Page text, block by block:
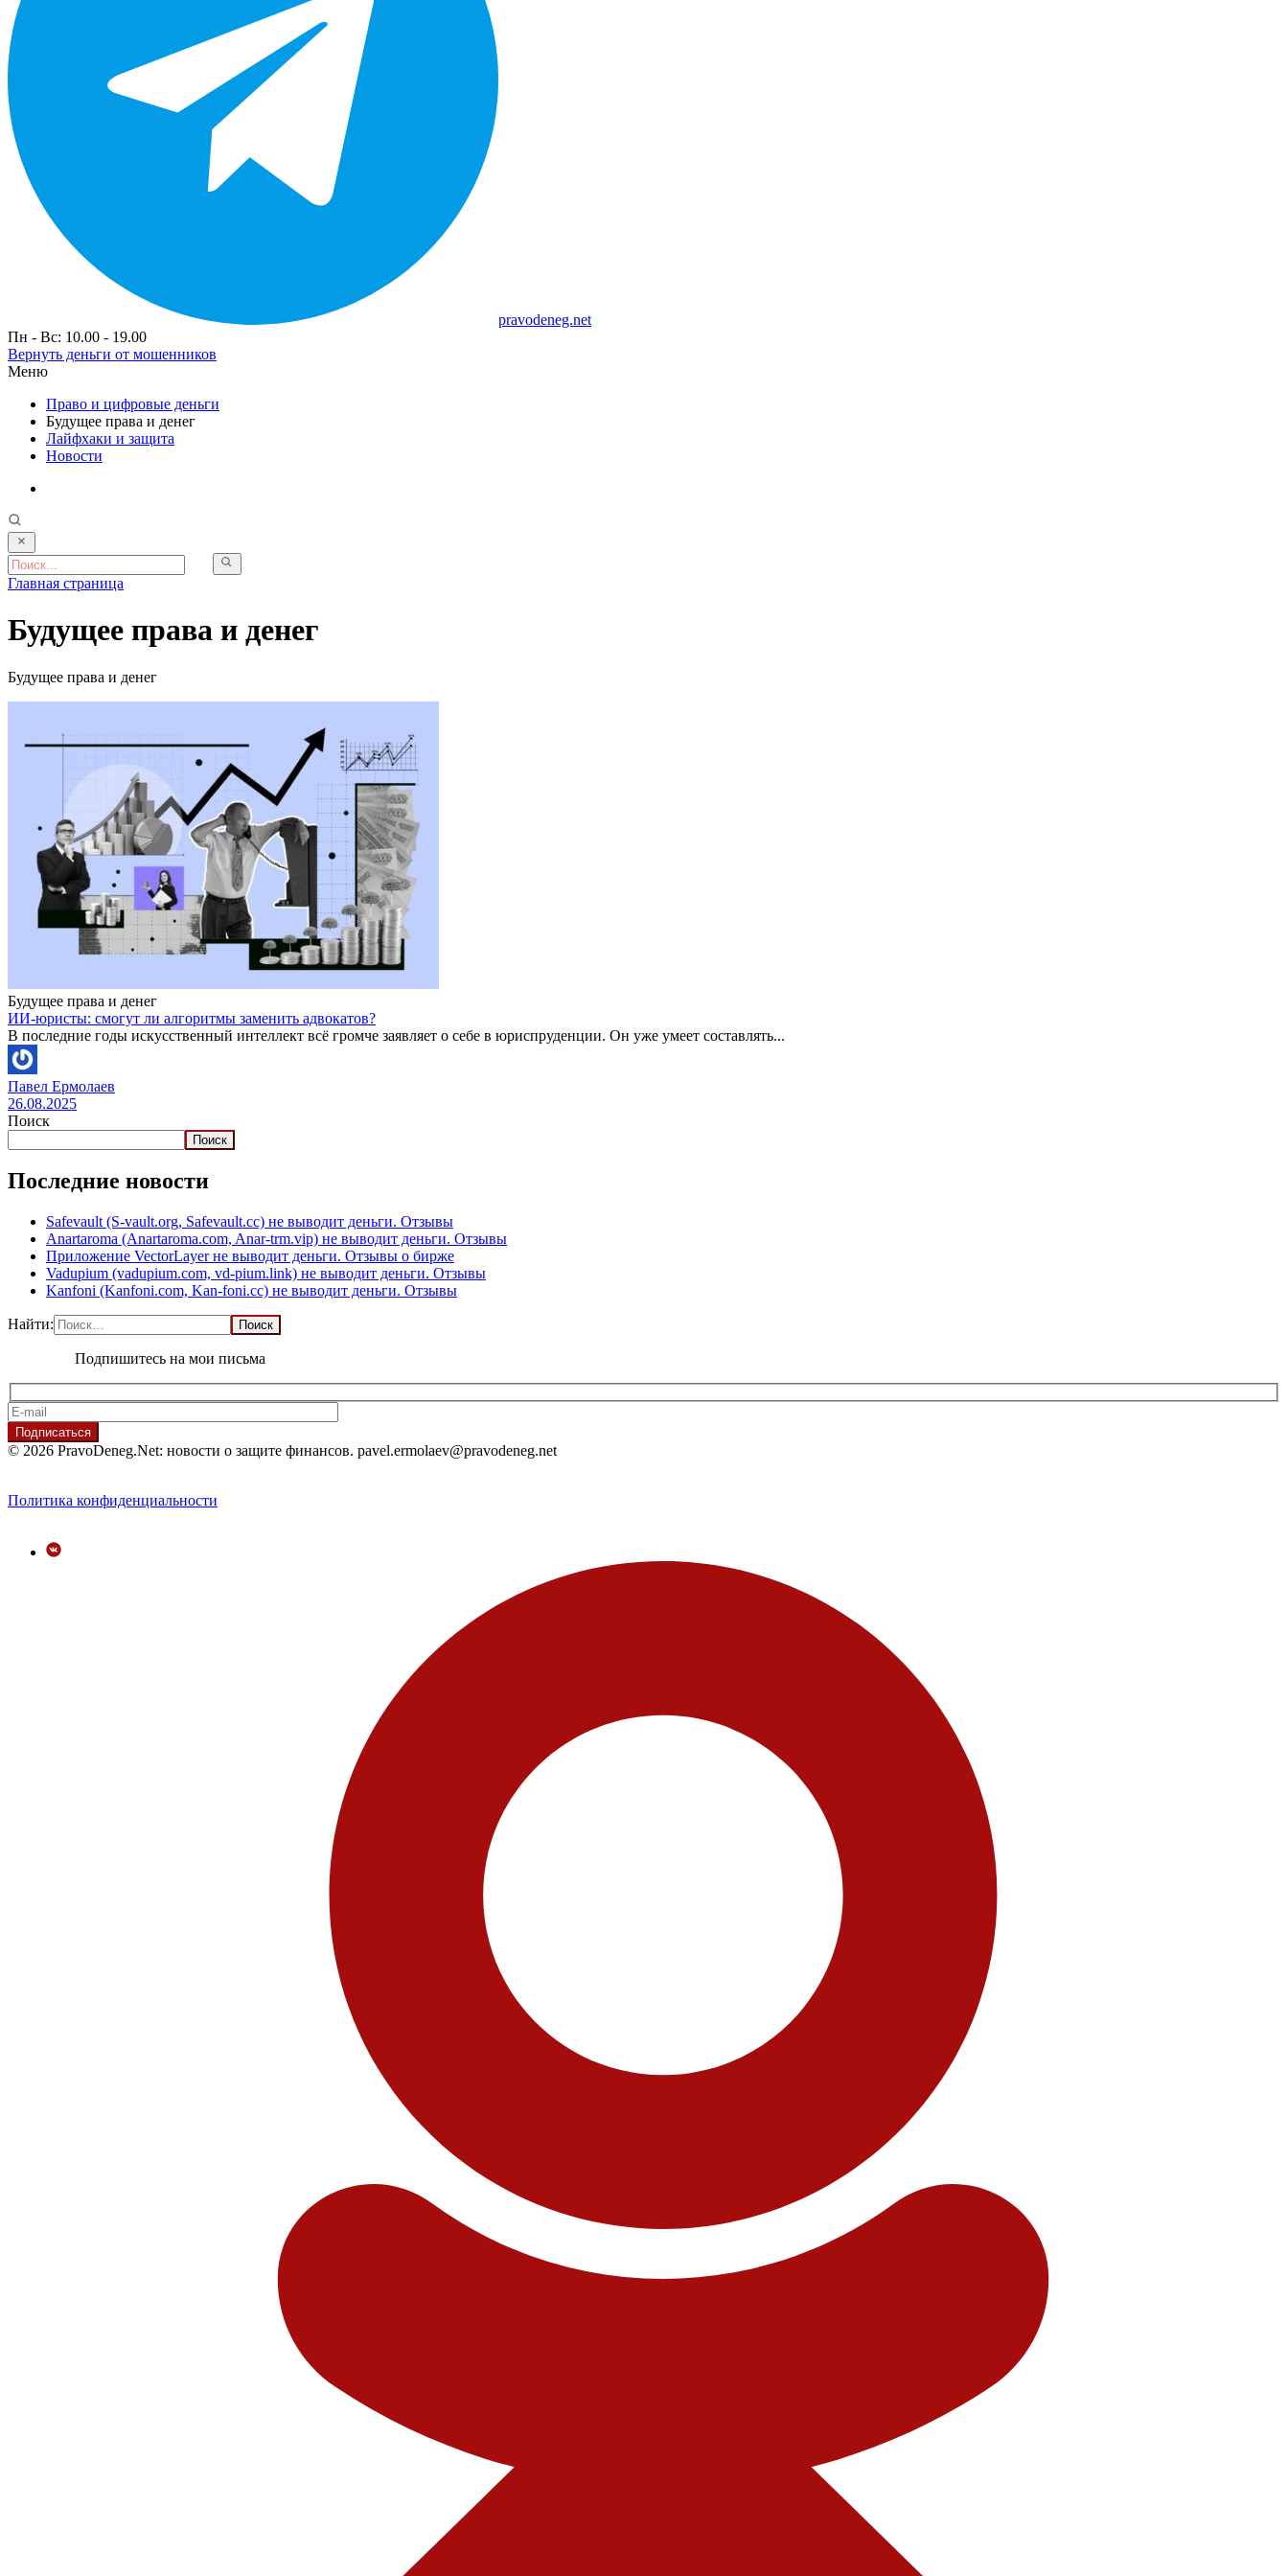
pravodeneg.net
Пн - Вс: 10.00 - 19.00
Вернуть деньги от мошенников
Меню
Право и цифровые деньги
Будущее права и денег
Лайфхаки и защита
Новости
Главная страница
Будущее права и денег
Будущее права и денег
Будущее права и денег
ИИ-юристы: смогут ли алгоритмы заменить адвокатов?
В последние годы искусственный интеллект всё громче заявляет о себе в юриспруденции. Он уже умеет составлять...
Павел Ермолаев
26.08.2025
Поиск
Поиск
Последние новости
Safevault (S-vault.org, Safevault.cc) не выводит деньги. Отзывы
Anartaroma (Anartaroma.com, Anar-trm.vip) не выводит деньги. Отзывы
Приложение VectorLayer не выводит деньги. Отзывы о бирже
Vadupium (vadupium.com, vd-pium.link) не выводит деньги. Отзывы
Kanfoni (Kanfoni.com, Kan-foni.cc) не выводит деньги. Отзывы
Найти:
Подпишитесь на мои письма
© 2026 PravoDeneg.Net: новости о защите финансов. pavel.ermolaev@pravodeneg.net
Политика конфиденциальности